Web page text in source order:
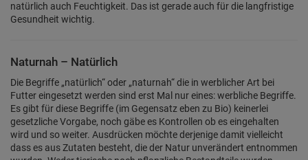
natürlich auch Feuchtigkeit. Das ist gerade auch für die langfristige
Gesundheit wichtig.
Naturnah – Natürlich
Die Begriffe „natürlich“ oder „naturnah“ die in werblicher Art bei
Futter eingesetzt werden sind erst Mal nur eines: werbliche Begriffe.
Es gibt für diese Begriffe (im Gegensatz eben zu Bio) keinerlei
gesetzliche Vorgabe, noch gäbe es Kontrollen ob es eingehalten
wird und so weiter. Ausdrücken möchte derjenige damit vielleicht
dass es aus Zutaten besteht, die der Natur unverändert entnommen